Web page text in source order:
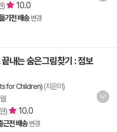
) 10.0
기전 배송 변경
내는 숨은그림찾기 : 점보
for Children) (지은이)
) 10.0
근전 배송 변경